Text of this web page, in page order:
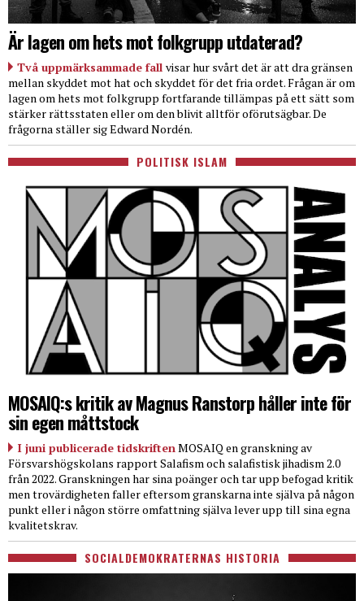
Är lagen om hets mot folkgrupp utdaterad?
Två uppmärksammade fall visar hur svårt det är att dra gränsen
mellan skyddet mot hat och skyddet för det fria ordet. Frågan är om
lagen om hets mot folkgrupp fortfarande tillämpas på ett sätt som
stärker rättsstaten eller om den blivit alltför oförutsägbar. De
frågorna ställer sig Edward Nordén.
POLITISK ISLAM
MOSAIQ:s kritik av Magnus Ranstorp håller inte för
sin egen måttstock
I juni publicerade tidskriftenMOSAIQ en granskning av
Försvarshögskolans rapport Salafism och salafistisk jihadism 2.0
från 2022. Granskningen har sina poänger och tar upp befogad kritik
men trovärdigheten faller eftersom granskarna inte själva på någon
punkt eller i någon större omfattning själva lever upp till sina egna
kvalitetskrav.
SOCIALDEMOKRATERNAS HISTORIA